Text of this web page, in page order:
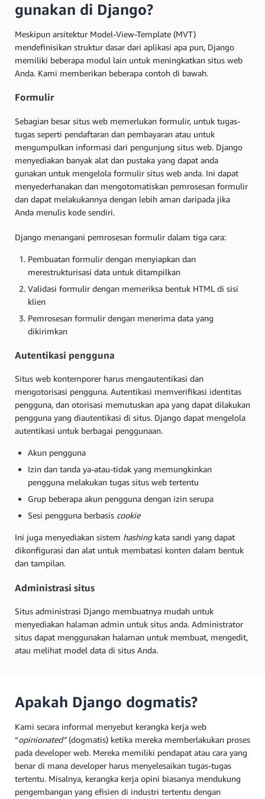
gunakan di Django?
Meskipun arsitektur Model-View-Template (MVT)
mendefinisikan struktur dasar dari aplikasi apa pun, Django
memiliki beberapa modul lain untuk meningkatkan situs web
Anda. Kami memberikan beberapa contoh di bawah.
Formulir
Sebagian besar situs web memerlukan formulir, untuk tugas-
tugas seperti pendaftaran dan pembayaran atau untuk
mengumpulkan informasi dari pengunjung situs web. Django
menyediakan banyak alat dan pustaka yang dapat anda
gunakan untuk mengelola formulir situs web anda. Ini dapat
menyederhanakan dan mengotomatiskan pemrosesan formulir
dan dapat melakukannya dengan lebih aman daripada jika
Anda menulis kode sendiri.
Django menangani pemrosesan formulir dalam tiga cara:
Pembuatan formulir dengan menyiapkan dan
merestrukturisasi data untuk ditampilkan
Validasi formulir dengan memeriksa bentuk HTML di sisi
klien
Pemrosesan formulir dengan menerima data yang
dikirimkan
Autentikasi pengguna
Situs web kontemporer harus mengautentikasi dan
mengotorisasi pengguna. Autentikasi memverifikasi identitas
pengguna, dan otorisasi memutuskan apa yang dapat dilakukan
pengguna yang diautentikasi di situs. Django dapat mengelola
autentikasi untuk berbagai penggunaan.
Akun pengguna
Izin dan tanda ya-atau-tidak yang memungkinkan
pengguna melakukan tugas situs web tertentu
Grup beberapa akun pengguna dengan izin serupa
Sesi pengguna berbasis cookie
Ini juga menyediakan sistem hashingkata sandi yang dapat
dikonfigurasi dan alat untuk membatasi konten dalam bentuk
dan tampilan.
Administrasi situs
Situs administrasi Django membuatnya mudah untuk
menyediakan halaman admin untuk situs anda. Administrator
situs dapat menggunakan halaman untuk membuat, mengedit,
atau melihat model data di situs Anda.
Apakah Django dogmatis?
Kami secara informal menyebut kerangka kerja web
“opinionated”(dogmatis) ketika mereka memberlakukan proses
pada developer web. Mereka memiliki pendapat atau cara yang
benar di mana developer harus menyelesaikan tugas-tugas
tertentu. Misalnya, kerangka kerja opini biasanya mendukung
pengembangan yang efisien di industri tertentu dengan